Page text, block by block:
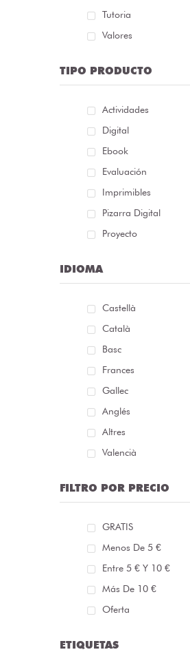
Tutoria
Valores
TIPO PRODUCTO
Actividades
Digital
Ebook
Evaluación
Imprimibles
Pizarra Digital
Proyecto
IDIOMA
Castellà
Català
Basc
Frances
Gallec
Anglés
Altres
Valencià
FILTRO POR PRECIO
GRATIS
Menos De 5 €
Entre 5 € Y 10 €
Más De 10 €
Oferta
ETIQUETAS